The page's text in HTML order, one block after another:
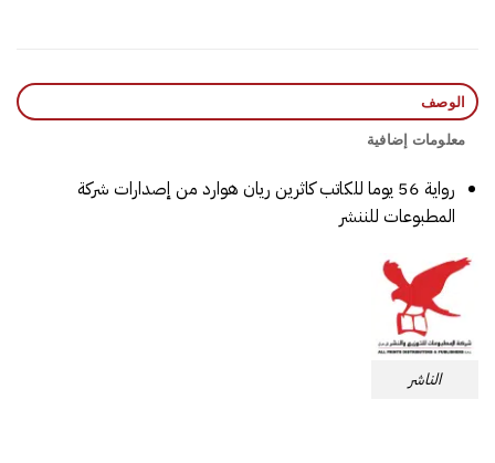
الوصف
معلومات إضافية
رواية 56 يوما للكاتب كاثرين ريان هوارد من إصدارات شركة
المطبوعات للننشر
الناشر